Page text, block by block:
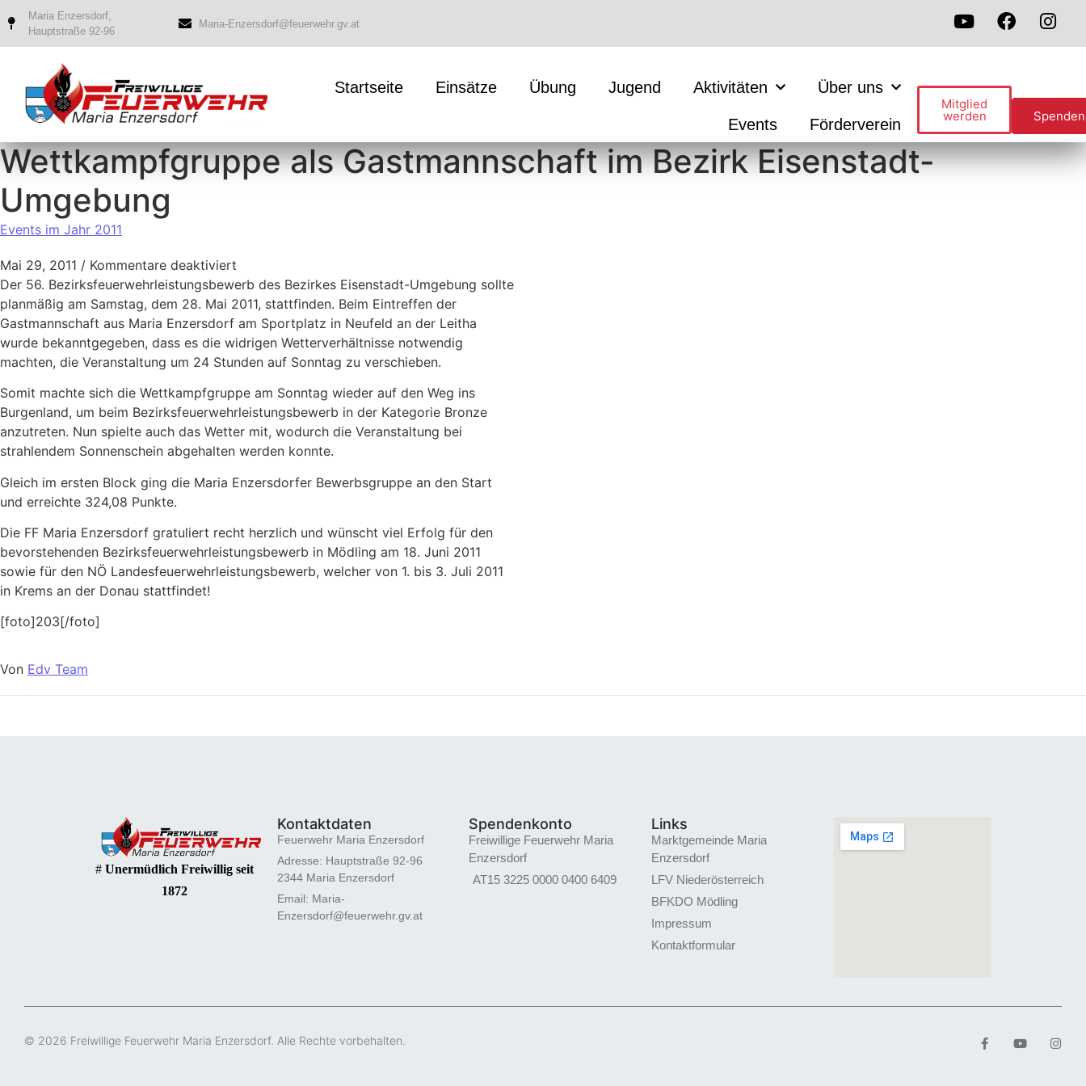
Maria Enzersdorf,
Hauptstraße 92-96
Maria-Enzersdorf@feuerwehr.gv.at
Startseite Einsätze Übung Jugend Aktivitäten Über uns
Events Förderverein
Mitglied
werden Spenden
Wettkampfgruppe als Gastmannschaft im Bezirk Eisenstadt-
Umgebung
Events im Jahr 2011
Mai 29, 2011 / Kommentare deaktiviert
Der 56. Bezirksfeuerwehrleistungsbewerb des Bezirkes Eisenstadt-Umgebung sollte
planmäßig am Samstag, dem 28. Mai 2011, stattfinden. Beim Eintreffen der
Gastmannschaft aus Maria Enzersdorf am Sportplatz in Neufeld an der Leitha
wurde bekanntgegeben, dass es die widrigen Wetterverhältnisse notwendig
machten, die Veranstaltung um 24 Stunden auf Sonntag zu verschieben.
Somit machte sich die Wettkampfgruppe am Sonntag wieder auf den Weg ins
Burgenland, um beim Bezirksfeuerwehrleistungsbewerb in der Kategorie Bronze
anzutreten. Nun spielte auch das Wetter mit, wodurch die Veranstaltung bei
strahlendem Sonnenschein abgehalten werden konnte.
Gleich im ersten Block ging die Maria Enzersdorfer Bewerbsgruppe an den Start
und erreichte 324,08 Punkte.
Die FF Maria Enzersdorf gratuliert recht herzlich und wünscht viel Erfolg für den
bevorstehenden Bezirksfeuerwehrleistungsbewerb in Mödling am 18. Juni 2011
sowie für den NÖ Landesfeuerwehrleistungsbewerb, welcher von 1. bis 3. Juli 2011
in Krems an der Donau stattfindet!
[foto]203[/foto]
Von Edv Team
# Unermüdlich Freiwillig seit
1872
Kontaktdaten
Feuerwehr Maria Enzersdorf
Adresse: Hauptstraße 92-96
2344 Maria Enzersdorf
Email: Maria-
Enzersdorf@feuerwehr.gv.at
Spendenkonto
Freiwillige Feuerwehr Maria
Enzersdorf
AT15 3225 0000 0400 6409
Links
Marktgemeinde Maria
Enzersdorf
LFV Niederösterreich
BFKDO Mödling
Impressum
Kontaktformular
© 2026 Freiwillige Feuerwehr Maria Enzersdorf. Alle Rechte vorbehalten.